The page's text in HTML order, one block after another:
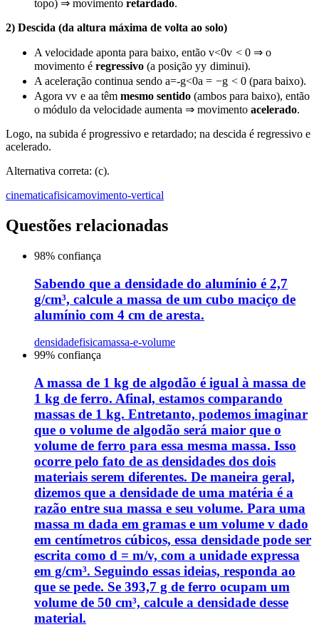
topo) ⇒ movimento retardado.
2) Descida (da altura máxima de volta ao solo)
A velocidade aponta para baixo, então v<0v < 0 ⇒ o
movimento é regressivo (a posição yy diminui).
A aceleração continua sendo a=-g<0a = −g < 0 (para baixo).
Agora vv e aa têm mesmo sentido(ambos para baixo), então
o módulo da velocidade aumenta ⇒ movimento acelerado.
Logo, na subida é progressivo e retardado; na descida é regressivo e
acelerado.
Alternativa correta: (c).
cinematicafisicamovimento-vertical
Questões relacionadas
98% confiança
Sabendo que a densidade do alumínio é 2,7
g/cm³, calcule a massa de um cubo maciço de
alumínio com 4 cm de aresta.
densidadefisicamassa-e-volume
99% confiança
A massa de 1 kg de algodão é igual à massa de
1 kg de ferro. Afinal, estamos comparando
massas de 1 kg. Entretanto, podemos imaginar
que o volume de algodão será maior que o
volume de ferro para essa mesma massa. Isso
ocorre pelo fato de as densidades dos dois
materiais serem diferentes. De maneira geral,
dizemos que a densidade de uma matéria é a
razão entre sua massa e seu volume. Para uma
massa m dada em gramas e um volume v dado
em centímetros cúbicos, essa densidade pode ser
escrita como d = m/v, com a unidade expressa
em g/cm³. Seguindo essas ideias, responda ao
que se pede. Se 393,7 g de ferro ocupam um
volume de 50 cm³, calcule a densidade desse
material.